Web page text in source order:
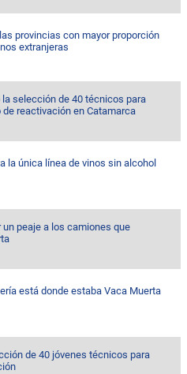
provincias con mayor proporción
extranjeras
selección de 40 técnicos para
reactivación en Catamarca
la única línea de vinos sin alcohol
peaje a los camiones que
está donde estaba Vaca Muerta
de 40 jóvenes técnicos para